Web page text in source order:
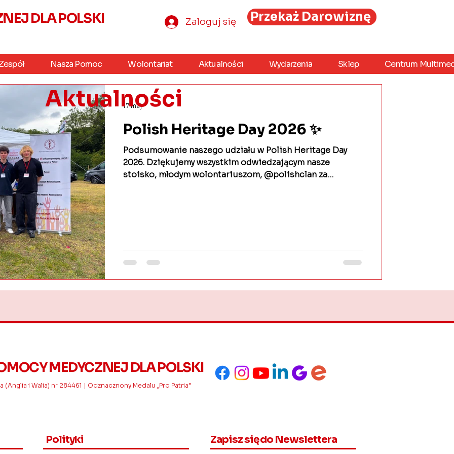
DLA POLSKI Zaloguj się Przekaż Darowiznę
Nasza Pomoc Wolontariat Aktualności Wydarzenia Sklep Centrum
Polish Heritage Day 2026 ✨
Podsumowanie naszego udziału w Polish Heritage Day
2026. Dziękujemy wszystkim odwiedzającym nasze
stoisko, młodym wolontariuszom, @polishclan za
17 maj
Aktualności
MEDYCZNEJ DLA POLSKI
(Anglia i Walia) nr 284461 | Odznacznony Medalu „Pro Patria”
Polityki Zapisz się do Newslettera